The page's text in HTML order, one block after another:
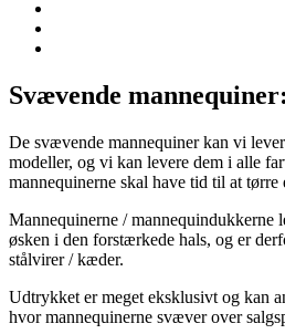
Svævende mannequiner:
De svævende mannequiner kan vi
modeller, og vi kan levere dem i alle
mannequinerne skal have tid til at tørre
Mannequinerne / mannequindukkerne
øsken i den forstærkede hals, og er
stålvirer / kæder.
Udtrykket er meget eksklusivt og kan
hvor mannequinerne svæver over